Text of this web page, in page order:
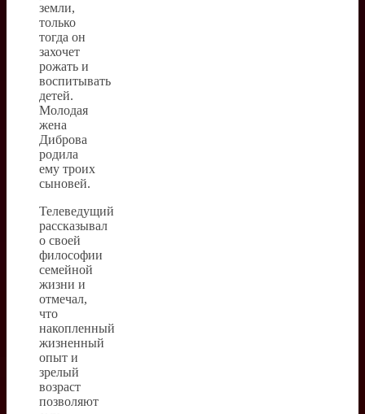
земли,
только
тогда он
захочет
рожать и
воспитывать
детей.
Молодая
жена
Диброва
родила
ему троих
сыновей.
Телеведущий
рассказывал
о своей
философии
семейной
жизни и
отмечал,
что
накопленный
жизненный
опыт и
зрелый
возраст
позволяют